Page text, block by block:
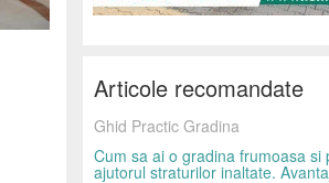
Articole recomandate
Ghid Practic Gradina
Cum sa ai o gradina frumoasa si
ajutorul straturilor inaltate.